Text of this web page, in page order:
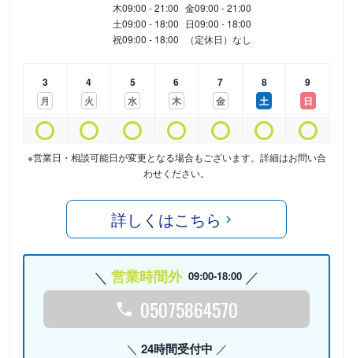
木09:00 - 21:00 金09:00 - 21:00
土09:00 - 18:00 日09:00 - 18:00
祝09:00 - 18:00 （定休日）なし
3
月
4
火
5
水
6
木
7
金
8
土
9
日
※営業日・相談可能日が変更となる場合もございます。詳細はお問い合
わせください。
詳しくはこちら
営業時間外 09:00-18:00
05075864570
24時間受付中